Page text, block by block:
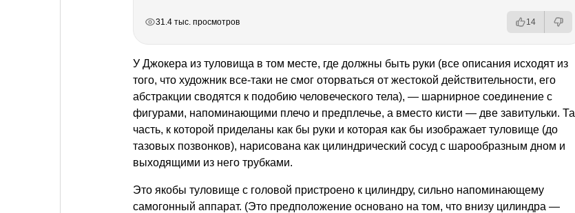
31.4 тыс. просмотров 14
У Джокера из туловища в том месте, где должны быть руки (все описания исходят из
того, что художник все-таки не смог оторваться от жестокой действительности, его
абстракции сводятся к подобию человеческого тела), — шарнирное соединение с
фигурами, напоминающими плечо и предплечье, а вместо кисти — две завитульки. Та
часть, к которой приделаны как бы руки и которая как бы изображает туловище (до
тазовых позвонков), нарисована как цилиндрический сосуд с шарообразным дном и
выходящими из него трубками.
Это якобы туловище с головой пристроено к цилиндру, сильно напоминающему
самогонный аппарат. (Это предположение основано на том, что внизу цилиндра —